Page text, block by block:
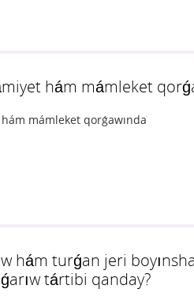
hám mámleket
mámleket qorǵawında
hám turǵan jeri
tártibi qanday?